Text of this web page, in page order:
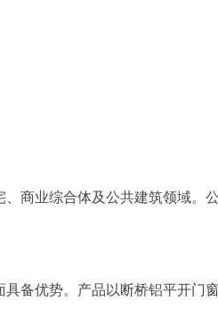
商业综合体及公共建筑领域。
备优势。产品以断桥铝平开门